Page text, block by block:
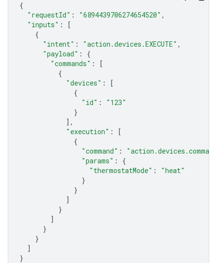
{
"requestId" : "6894439706274654520" ,
"inputs" :
[
{
"intent" : "action.devices.EXECUTE" ,
"payload" :
{
"commands" :
[
{
"devices" :
[
{
"id" :
"123"
}
],
"execution" :
[
{
"command" :
"params" :
{
"thermostatMode" :
"heat"
}
}
]
}
]
}
}
]
}